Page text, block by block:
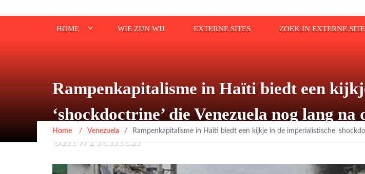
HOME WIE ZIJN WIJ EXTERNE SITES ZOEK IN EXTERNE
Rampenkapitalisme in Haïti biedt een
‘shockdoctrine’ die Venezuela nog lang
ontwrichten
Home / Venezuela / Rampenkapitalisme in Haïti biedt een kijkje in de imperialistische